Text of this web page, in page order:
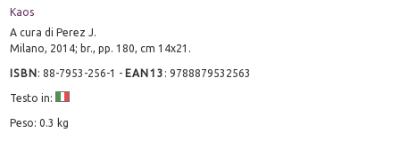
Kaos
A cura di Perez J.
Milano, 2014; br., pp. 180, cm 14x21.
ISBN:88-7953-256-1 - EAN13 :9788879532563
Testo in:
Peso: 0.3 kg